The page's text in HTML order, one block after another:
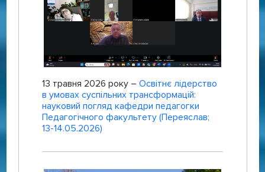
13 травня 2026 року – Освітнє лідерство
в умовах суспільних трансформацій:
науковий погляд кафедри педагогки
Педагогічного факультету (Переяслав;
13-14.05.2026)